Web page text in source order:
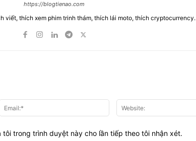
https://blogtienao.com
viết, thích xem phim trinh thám, thích lái moto, thích cryptocurrency.
Email:*
trong trình duyệt này cho lần tiếp theo tôi nhận xét.